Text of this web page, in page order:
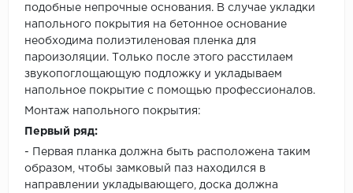
подобные непрочные основания. В случае укладки
напольного покрытия на бетонное основание
необходима полиэтиленовая пленка для
пароизоляции. Только после этого расстилаем
звукопоглощающую подложку и укладываем
напольное покрытие с помощью профессионалов.
Монтаж напольного покрытия:
Первый ряд:
- Первая планка должна быть расположена таким
образом, чтобы замковый паз находился в
направлении укладывающего, доска должна